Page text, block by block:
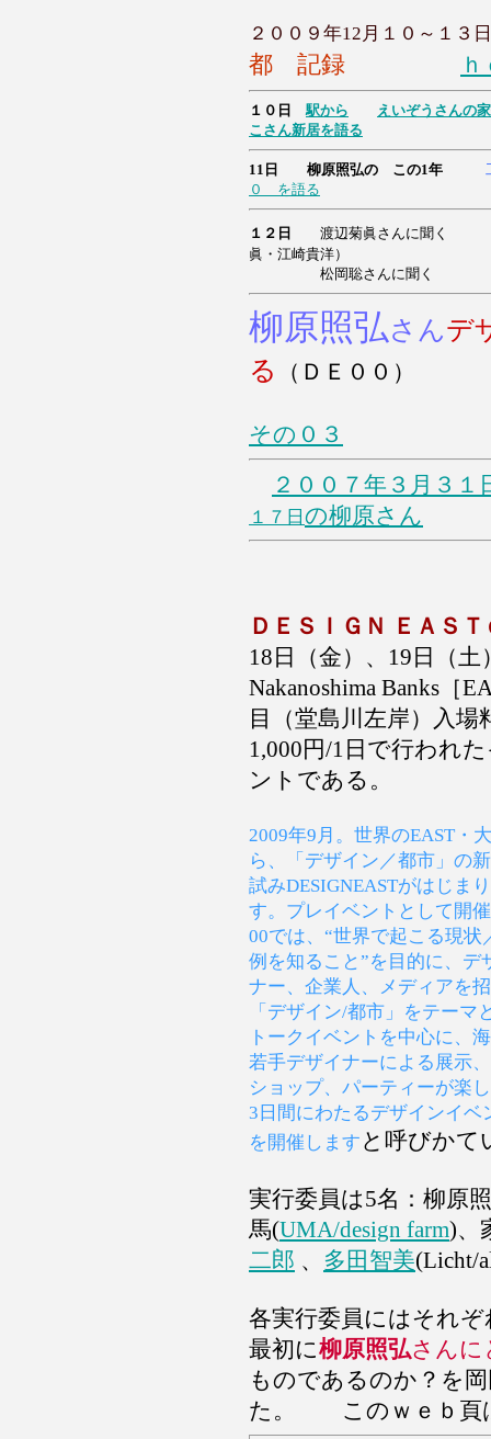
２００９年12月１０～１３日
都 記録
１０日駅から
えいぞうさんの
こ さん新居を語る
11日 柳原照弘の この1年
０ を語る
１２日
渡辺菊眞さんに聞く
眞・江崎貴洋）
松岡聡さんに聞く
柳原照弘さんデ
る
（ＤＥ００）
その０３
２００７年３月３１
１７日 の柳原さん
ＤＥＳＩＧＮ ＥＡＳＴ
18日（金）、19日（
Nakanoshima Banks［
目（堂島川左岸）入場
1,000円/1日で行われ
ントである。
2009年9月。世界のEAST・
ら、「デザイン／都市」の
試みDESIGNEASTがはじま
す。プレイベントとして開
00では、“世界で起こる現状
例を知ること”を目的に、デ
ナー、企業人、メディアを
「デザイン/都市」をテーマ
トークイベントを中心に、
若手デザイナーによる展示
ショップ、パーティーが楽
3日間にわたるデザインイベ
を開催します と呼びかて
実行委員は5名：柳原
馬(UMA/design farm)、
二郎 、 多田智美
各実行委員にはそれ
最初に柳原照弘さんに
ものであるのか？を
た。 このｗｅｂ頁